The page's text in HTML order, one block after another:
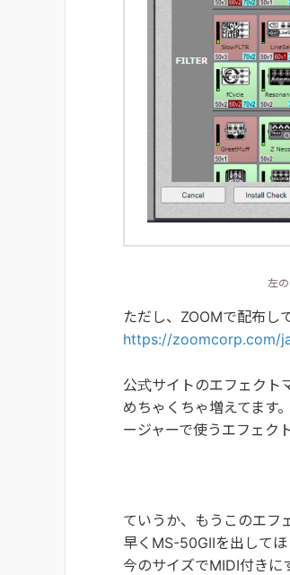
左
ただし、ZOOMで配布し
https://zoomcorp.com/
公式サイトのエフェクト
めちゃくちゃ増えてます
ージャーで使うエフェク
ていうか、もうこのエフ
早くMS-50GIIを出して
今のサイズでMIDI付きに